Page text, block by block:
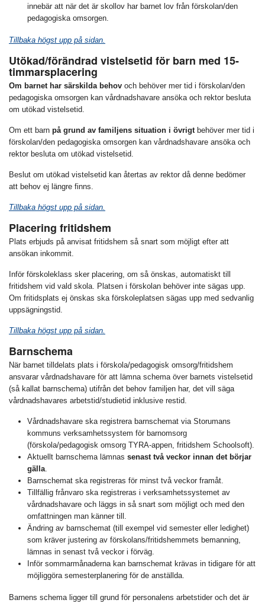
innebär att när det är skollov har barnet lov från förskolan/den
pedagogiska omsorgen.
Tillbaka högst upp på sidan.
Utökad/förändrad vistelsetid för barn med 15-
timmarsplacering
Om barnet har särskilda behov och behöver mer tid i förskolan/den
pedagogiska omsorgen kan vårdnadshavare ansöka och rektor besluta
om utökad vistelsetid.
Om ett barn på grund av familjens situation i övrigtbehöver mer tid i
förskolan/den pedagogiska omsorgen kan vårdnadshavare ansöka och
rektor besluta om utökad vistelsetid.
Beslut om utökad vistelsetid kan återtas av rektor då denne bedömer
att behov ej längre finns.
Tillbaka högst upp på sidan.
Placering fritidshem
Plats erbjuds på anvisat fritidshem så snart som möjligt efter att
ansökan inkommit.
Inför förskoleklass sker placering, om så önskas, automatiskt till
fritidshem vid vald skola. Platsen i förskolan behöver inte sägas upp.
Om fritidsplats ej önskas ska förskoleplatsen sägas upp med sedvanlig
uppsägningstid.
Tillbaka högst upp på sidan.
Barnschema
När barnet tilldelats plats i förskola/pedagogisk omsorg/fritidshem
ansvarar vårdnadshavare för att lämna schema över barnets vistelsetid
(så kallat barnschema) utifrån det behov familjen har, det vill säga
vårdnadshavares arbetstid/studietid inklusive restid.
Vårdnadshavare ska registrera barnschemat via Storumans
kommuns verksamhetssystem för barnomsorg
(förskola/pedagogisk omsorg TYRA-appen, fritidshem Schoolsoft).
Aktuellt barnschema lämnassenast två veckor innan det börjar
gälla.
Barnschemat ska registreras för minst två veckor framåt.
Tillfällig frånvaro ska registreras i verksamhetssystemet av
vårdnadshavare och läggs in så snart som möjligt och med den
omfattningen man känner till.
Ändring av barnschemat (till exempel vid semester eller ledighet)
som kräver justering av förskolans/fritidshemmets bemanning,
lämnas in senast två veckor i förväg.
Inför sommarmånaderna kan barnschemat krävas in tidigare för att
möjliggöra semesterplanering för de anställda.
Barnens schema ligger till grund för personalens arbetstider och det är